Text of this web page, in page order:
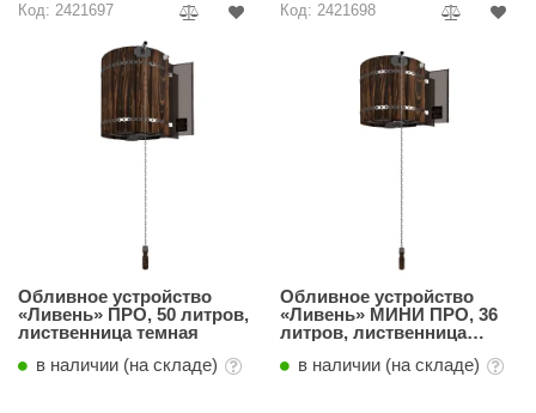
icon
Код: 2421697
Обливное устройство
«Ливень» ПРО, 50 литров,
лиственница темная
в наличии (на складе)
Код: 2421698
Обливное устройство
«Ливень» МИНИ ПРО, 36
литров, лиственница
в наличии (на складе)